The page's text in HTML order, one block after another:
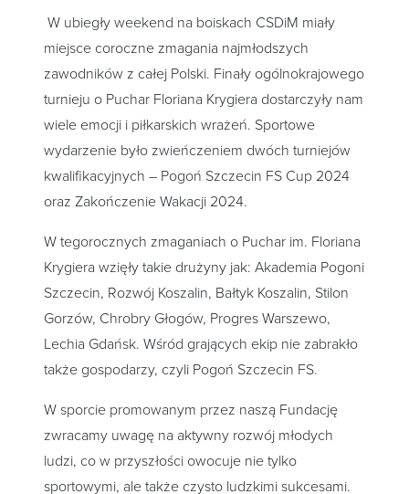
W ubiegły weekend na boiskach CSDiM miały
miejsce coroczne zmagania najmłodszych
zawodników z całej Polski. Finały ogólnokrajowego
turnieju o Puchar Floriana Krygiera dostarczyły nam
wiele emocji i piłkarskich wrażeń. Sportowe
wydarzenie było zwieńczeniem dwóch turniejów
kwalifikacyjnych – Pogoń Szczecin FS Cup 2024
oraz Zakończenie Wakacji 2024.
W tegorocznych zmaganiach o Puchar im. Floriana
Krygiera wzięły takie drużyny jak: Akademia Pogoni
Szczecin, Rozwój Koszalin, Bałtyk Koszalin, Stilon
Gorzów, Chrobry Głogów, Progres Warszewo,
Lechia Gdańsk. Wśród grających ekip nie zabrakło
także gospodarzy, czyli Pogoń Szczecin FS.
W sporcie promowanym przez naszą Fundację
zwracamy uwagę na aktywny rozwój młodych
ludzi, co w przyszłości owocuje nie tylko
sportowymi, ale także czysto ludzkimi sukcesami.